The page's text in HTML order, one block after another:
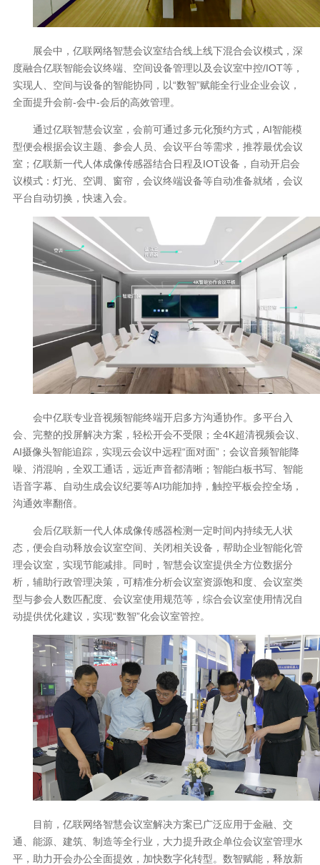
展会中，亿联网络智慧会议室结合线上线下混合会议模式，深
度融合亿联智能会议终端、空间设备管理以及会议室中控/IOT等，
实现人、空间与设备的智能协同，以“数智”赋能全行业企业会议，
全面提升会前-会中-会后的高效管理。
通过亿联智慧会议室，会前可通过多元化预约方式，AI智能模
型便会根据会议主题、参会人员、会议平台等需求，推荐最优会议
室；亿联新一代人体成像传感器结合日程及IOT设备，自动开启会
议模式：灯光、空调、窗帘，会议终端设备等自动准备就绪，会议
平台自动切换，快速入会。
会中亿联专业音视频智能终端开启多方沟通协作。多平台入
会、完整的投屏解决方案，轻松开会不受限；全4K超清视频会议、
AI摄像头智能追踪，实现云会议中远程“面对面”；会议音频智能降
噪、消混响，全双工通话，远近声音都清晰；智能白板书写、智能
语音字幕、自动生成会议纪要等AI功能加持，触控平板会控全场，
沟通效率翻倍。
会后亿联新一代人体成像传感器检测一定时间内持续无人状
态，便会自动释放会议室空间、关闭相关设备，帮助企业智能化管
理会议室，实现节能减排。同时，智慧会议室提供全方位数据分
析，辅助行政管理决策，可精准分析会议室资源饱和度、会议室类
型与参会人数匹配度、会议室使用规范等，综合会议室使用情况自
动提供优化建议，实现“数智”化会议室管控。
目前，亿联网络智慧会议室解决方案已广泛应用于金融、交
通、能源、建筑、制造等全行业，大力提升政企单位会议室管理水
平，助力开会办公全面提效，加快数字化转型。数智赋能，释放新